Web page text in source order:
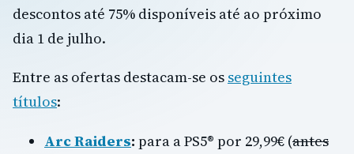
descontos até 75% disponíveis até ao próximo
dia 1 de julho.
Entre as ofertas destacam-se os seguintes
títulos:
Arc Raiders: para a PS5® por 29,99€ (antes